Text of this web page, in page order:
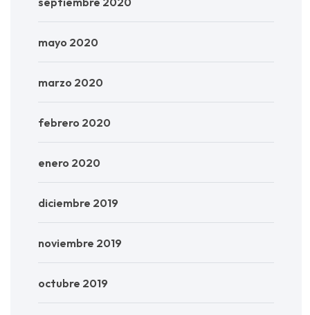
mayo 2020
marzo 2020
febrero 2020
enero 2020
diciembre 2019
noviembre 2019
octubre 2019